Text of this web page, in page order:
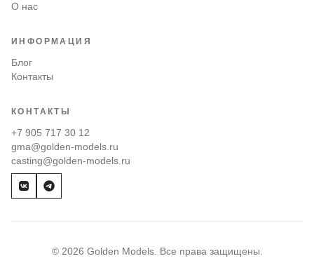
О нас
ИНФОРМАЦИЯ
Блог
Контакты
КОНТАКТЫ
+7 905 717 30 12
gma@golden-models.ru
casting@golden-models.ru
© 2026 Golden Models. Все права защищены.